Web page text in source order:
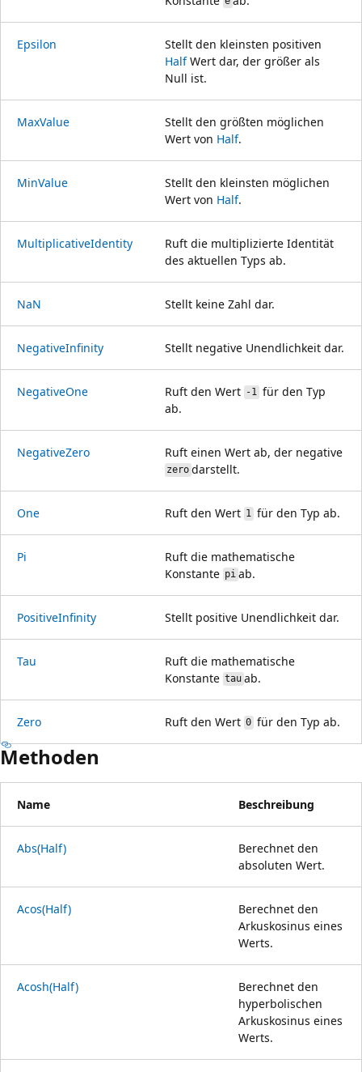
Epsilon
Stellt den kleinsten positiven
HalfWert dar, der größer als
Null ist.
MaxValue
Stellt den größten möglichen
Wert von Half.
MinValue
Stellt den kleinsten möglichen
Wert von Half.
MultiplicativeIdentity
Ruft die multiplizierte Identität
des aktuellen Typs ab.
NaN Stellt keine Zahl dar.
NegativeInfinity Stellt negative Unendlichkeit dar.
NegativeOne Ruft den Wert -1für den Typ
ab.
NegativeZero Ruft einen Wert ab, der negative
zerodarstellt.
One Ruft den Wert 1für den Typ ab.
Pi
Ruft die mathematische
Konstante piab.
PositiveInfinity Stellt positive Unendlichkeit dar.
Tau
Ruft die mathematische
Konstante tauab.
Zero Ruft den Wert 0für den Typ ab.
Methoden
Name Beschreibung
Abs(Half)
Berechnet den
absoluten Wert.
Acos(Half)
Berechnet den
Arkuskosinus eines
Werts.
Acosh(Half)
Berechnet den
hyperbolischen
Arkuskosinus eines
Werts.